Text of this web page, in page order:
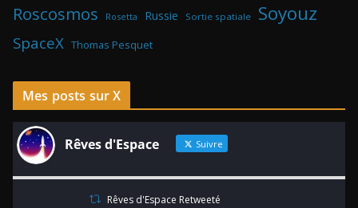
Roscosmos Rosetta Russie Sortie spatiale Soyouz
SpaceX Thomas Pesquet
Mes posts sur X
Rêves d'Espace Suivre
Rêves d'Espace Retweeté